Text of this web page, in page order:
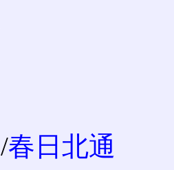
/春日北通